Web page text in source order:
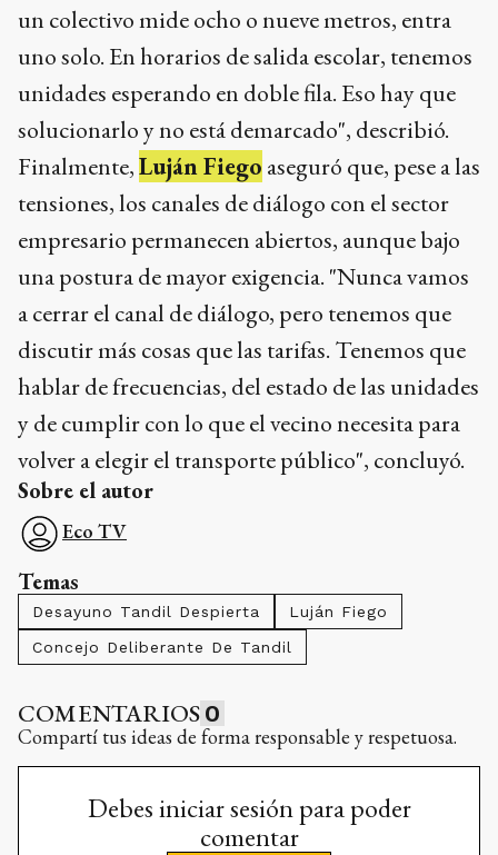
un colectivo mide ocho o nueve metros, entra
uno solo. En horarios de salida escolar, tenemos
unidades esperando en doble fila. Eso hay que
solucionarlo y no está demarcado", describió.
Finalmente,Luján Fiego aseguró que, pese a las
tensiones, los canales de diálogo con el sector
empresario permanecen abiertos, aunque bajo
una postura de mayor exigencia. "Nunca vamos
a cerrar el canal de diálogo, pero tenemos que
discutir más cosas que las tarifas. Tenemos que
hablar de frecuencias, del estado de las unidades
y de cumplir con lo que el vecino necesita para
volver a elegir el transporte público", concluyó.
Sobre el autor
Eco TV
Temas
Desayuno Tandil Despierta
Luján Fiego
Concejo Deliberante De Tandil
COMENTARIOS 0
Compartí tus ideas de forma responsable y respetuosa.
Debes iniciar sesión para poder
comentar